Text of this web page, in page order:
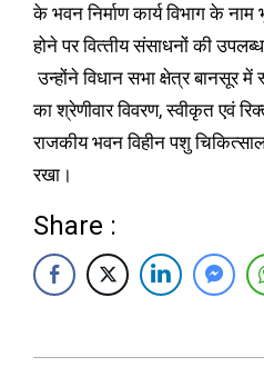
के भवन निर्माण कार्य विभाग के
होने पर वित्‍तीय संसाधनों की
उन्होंने विधान सभा क्षेत्र बानसूर
का श्रेणीवार विवरण, स्‍वीकृत एवं
राजकीय भवन विहीन पशु
रखा।
Share :